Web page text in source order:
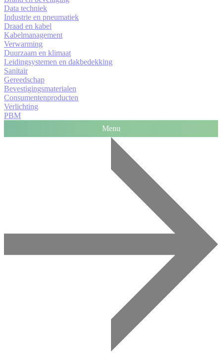
Data techniek
Industrie en pneumatiek
Draad en kabel
Kabelmanagement
Verwarming
Duurzaam en klimaat
Leidingsystemen en dakbedekking
Sanitair
Gereedschap
Bevestigingsmaterialen
Consumentenproducten
Verlichting
PBM
Menu